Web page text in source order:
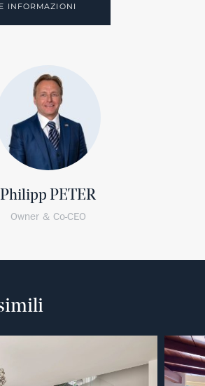
INFORMAZIONI
Philipp PETER
Owner & Co-CEO